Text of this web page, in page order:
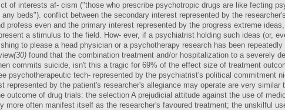
of interests af- cism ("those who prescribe psychotropic drugs are like fecting
any beds"). conflict between the secondary interest represented by the
profess even and the primary interest represented by the progress extreme
a stimulus to the field. How- ever, if a psychiatrist holding such ideas (or,
to please a head physician or a psychotherapy research has been
(30) found that the combination treatment and/or hospitalization to a severely
commits suicide, isn't this a tragic for 69% of the effect size of treatment
psychotherapeutic tech- represented by the psychiatrist's political commitment
represented by the patient's researcher's allegiance may operate are very similar
outcome of drug trials: the selection A prejudicial attitude against the use of
more often manifest itself as the researcher's favoured treatment; the unskilful